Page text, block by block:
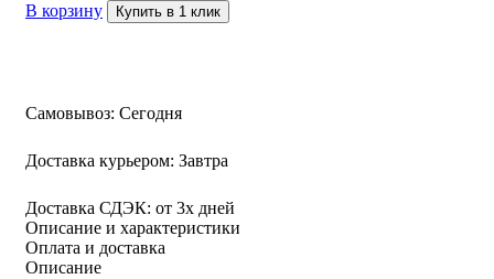
В корзину
Купить в 1 клик
Самовывоз: Сегодня
Доставка курьером: Завтра
Доставка СДЭК: от 3х дней
Описание и характеристики
Оплата и доставка
Описание